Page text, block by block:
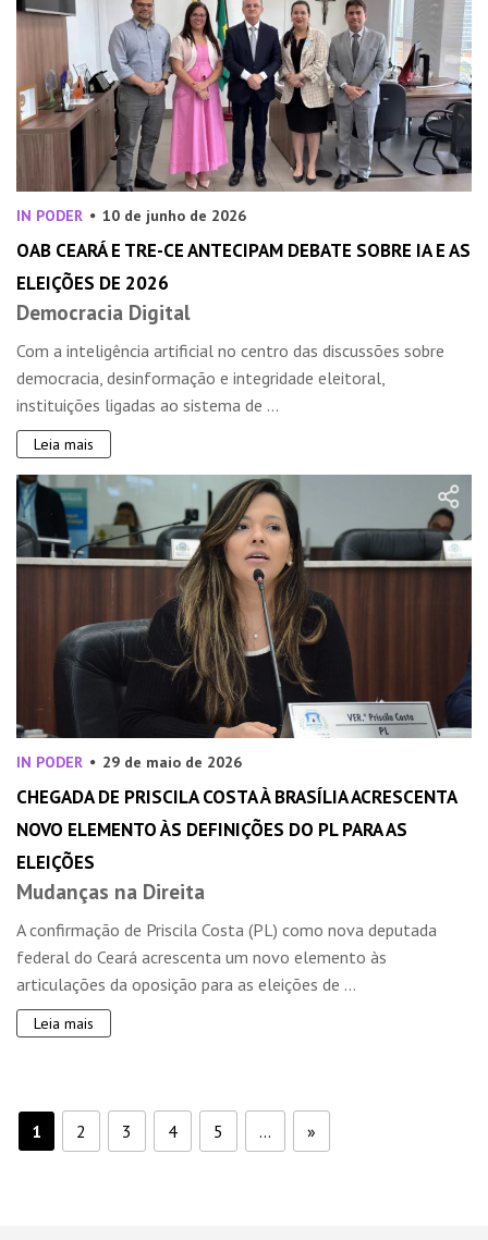
IN PODER 10 de junho de 2026
OAB CEARÁ E TRE-CE ANTECIPAM DEBATE SOBRE IA E AS
ELEIÇÕES DE 2026
Democracia Digital
Com a inteligência artificial no centro das discussões sobre
democracia, desinformação e integridade eleitoral,
instituições ligadas ao sistema de ...
Leia mais
IN PODER 29 de maio de 2026
CHEGADA DE PRISCILA COSTA À BRASÍLIA ACRESCENTA
NOVO ELEMENTO ÀS DEFINIÇÕES DO PL PARA AS
ELEIÇÕES
Mudanças na Direita
A confirmação de Priscila Costa (PL) como nova deputada
federal do Ceará acrescenta um novo elemento às
articulações da oposição para as eleições de ...
Leia mais
1 2 3 4 5 ... »